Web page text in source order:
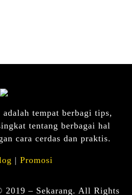
adalah tempat berbagi tips,
tentang berbagai hal
cara cerdas dan praktis.
| Promosi
2019 – Sekarang. All Rights